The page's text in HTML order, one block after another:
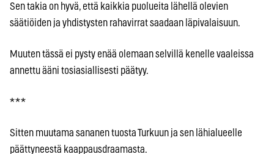
Sen takia on hyvä, että kaikkia puolueita lähellä olevien
säätiöiden ja yhdistysten rahavirrat saadaan läpivalaisuun.
Muuten tässä ei pysty enää olemaan selvillä kenelle vaaleissa
annettu ääni tosiasiallisesti päätyy.
* * *
Sitten muutama sananen tuosta Turkuun ja sen lähialueelle
päättyneestä kaappausdraamasta.